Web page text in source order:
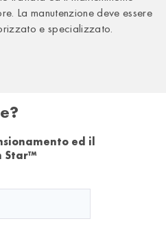
La manutenzione deve essere
e specializzato.
ed il
Star™